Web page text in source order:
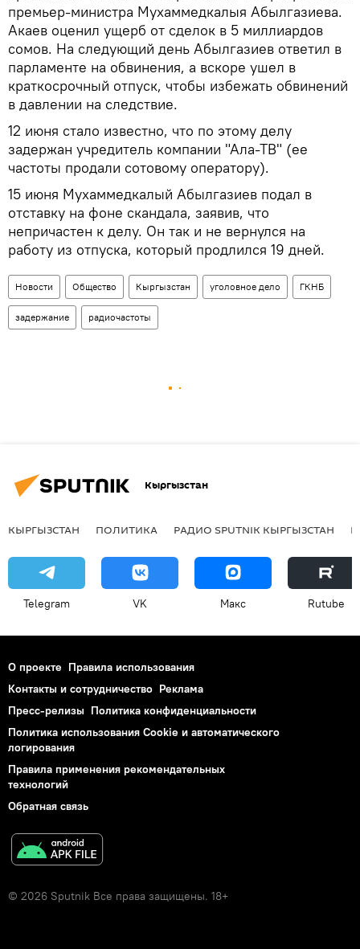
премьер-министра Мухаммедкалыя Абылгазиева.
Акаев оценил ущерб от сделок в 5 миллиардов
сомов. На следующий день Абылгазиев ответил в
парламенте на обвинения, а вскоре ушел в
краткосрочный отпуск, чтобы избежать обвинений
в давлении на следствие.
12 июня стало известно, что по этому делу
задержан учредитель компании "Ала-ТВ" (ее
частоты продали сотовому оператору).
15 июня Мухаммедкалый Абылгазиев подал в
отставку на фоне скандала, заявив, что
непричастен к делу. Он так и не вернулся на
работу из отпуска, который продлился 19 дней.
Новости Общество Кыргызстан уголовное дело ГКНБ
задержание радиочастоты
Кыргызстан
КЫРГЫЗСТАН ПОЛИТИКА РАДИО SPUTNIK КЫРГЫЗСТАН
Telegram VK Макс Rutube
О проекте Правила использования
Контакты и сотрудничество Реклама
Пресс-релизы Политика конфиденциальности
Политика использования Cookie и автоматического
логирования
Правила применения рекомендательных
технологий
Обратная связь
© 2026 Sputnik Все права защищены. 18+